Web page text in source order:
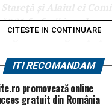
21 farfurii în coloana
găsite întregi în
din Contabilitate au
prevăzută cu plus ,
bucată farfurie.
CITESTE IN CONTINUARE
ITI RECOMANDAM
promovează online
gratuit din România